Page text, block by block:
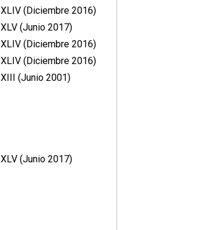
XLIV (Diciembre 2016)
XLV (Junio 2017)
XLIV (Diciembre 2016)
XLIV (Diciembre 2016)
XIII (Junio 2001)
XLV (Junio 2017)